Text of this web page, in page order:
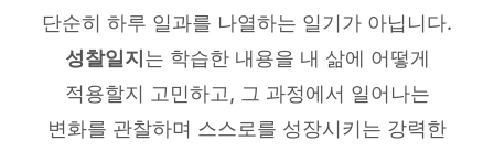
단순히 하루 일과를 나열하는 일기가 아닙니다.
성찰일지 는 학습한 내용을 내 삶에 어떻게
적용할지 고민하고, 그 과정에서 일어나는
변화를 관찰하며 스스로를 성장시키는 강력한